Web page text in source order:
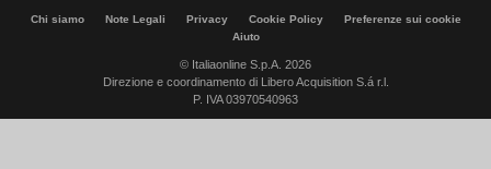
Chi siamo Note Legali Privacy Cookie Policy
Preferenze sui cookie
Aiuto
© Italiaonline S.p.A. 2026
Direzione e coordinamento di Libero Acquisition S.á r.l.
P. IVA 03970540963